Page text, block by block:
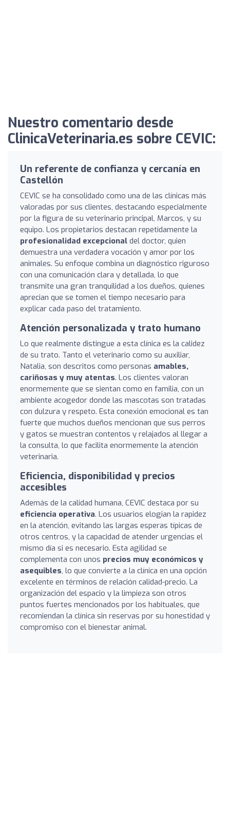
Nuestro comentario desde
ClinicaVeterinaria.es sobre CEVIC:
Un referente de confianza y cercanía en
Castellón
CEVIC se ha consolidado como una de las clínicas más
valoradas por sus clientes, destacando especialmente
por la figura de su veterinario principal, Marcos, y su
equipo. Los propietarios destacan repetidamente la
profesionalidad excepcional del doctor, quien
demuestra una verdadera vocación y amor por los
animales. Su enfoque combina un diagnóstico riguroso
con una comunicación clara y detallada, lo que
transmite una gran tranquilidad a los dueños, quienes
aprecian que se tomen el tiempo necesario para
explicar cada paso del tratamiento.
Atención personalizada y trato humano
Lo que realmente distingue a esta clínica es la calidez
de su trato. Tanto el veterinario como su auxiliar,
Natalia, son descritos como personas amables,
cariñosas y muy atentas. Los clientes valoran
enormemente que se sientan como en familia, con un
ambiente acogedor donde las mascotas son tratadas
con dulzura y respeto. Esta conexión emocional es tan
fuerte que muchos dueños mencionan que sus perros
y gatos se muestran contentos y relajados al llegar a
la consulta, lo que facilita enormemente la atención
veterinaria.
Eficiencia, disponibilidad y precios
accesibles
Además de la calidad humana, CEVIC destaca por su
eficiencia operativa. Los usuarios elogian la rapidez
en la atención, evitando las largas esperas típicas de
otros centros, y la capacidad de atender urgencias el
mismo día si es necesario. Esta agilidad se
complementa con unos precios muy económicos y
asequibles, lo que convierte a la clínica en una opción
excelente en términos de relación calidad-precio. La
organización del espacio y la limpieza son otros
puntos fuertes mencionados por los habituales, que
recomiendan la clínica sin reservas por su honestidad y
compromiso con el bienestar animal.